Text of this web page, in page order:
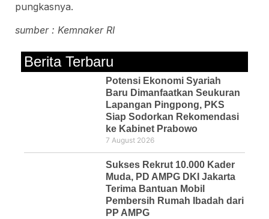
pungkasnya.
sumber : Kemnaker RI
Berita Terbaru
Potensi Ekonomi Syariah
Baru Dimanfaatkan Seukuran
Lapangan Pingpong, PKS
Siap Sodorkan Rekomendasi
ke Kabinet Prabowo
7 August 2026
Sukses Rekrut 10.000 Kader
Muda, PD AMPG DKI Jakarta
Terima Bantuan Mobil
Pembersih Rumah Ibadah dari
PP AMPG